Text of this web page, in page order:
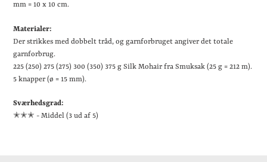
mm = 10 x 10 cm.
Materialer:
Der strikkes med dobbelt tråd, og garnforbruget angiver det totale
garnforbrug.
225 (250) 275 (275) 300 (350) 375 g Silk Mohair fra Smuksak (25 g = 212 m).
5 knapper (ø = 15 mm).
Sværhedsgrad:
✭✭✭ - Middel (3 ud af 5)